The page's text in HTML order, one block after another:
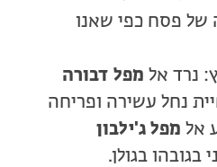
של פסח כפי שאנו
נרד אל מפל דבורה
נחל עשירה ופריחה
אל מפל ג'ילבון
בגולן.